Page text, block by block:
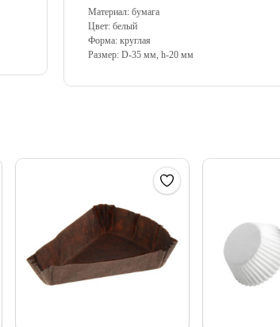
Материал: бумага
Цвет: белый
Форма: круглая
Размер: D-35 мм, h-20 мм